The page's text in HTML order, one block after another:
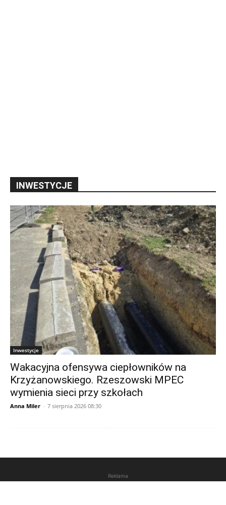
INWESTYCJE
Inwestycje
Wakacyjna ofensywa ciepłowników na
Krzyżanowskiego. Rzeszowski MPEC
wymienia sieci przy szkołach
Anna Miler - 7 sierpnia 2026 08:30
Reklama